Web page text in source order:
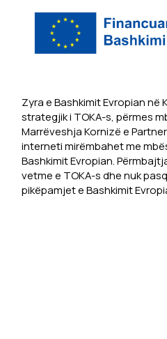
Zyra e Bashkimit Evropian
strategjik i TOKA-s, përmes
Marrëveshja Kornizë e
interneti mirëmbahet me
Bashkimit Evropian.
vetme e TOKA-s dhe nuk
pikëpamjet e Bashkimit